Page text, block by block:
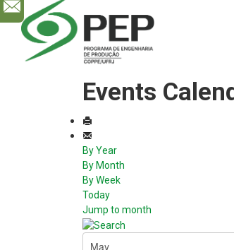
Events
By Year
By Month
By Week
Today
Jump to month